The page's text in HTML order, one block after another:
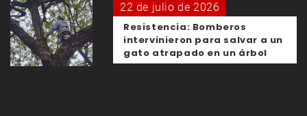
22 de julio de 2026
Resistencia: Bomberos
intervinieron para salvar a un
gato atrapado en un árbol